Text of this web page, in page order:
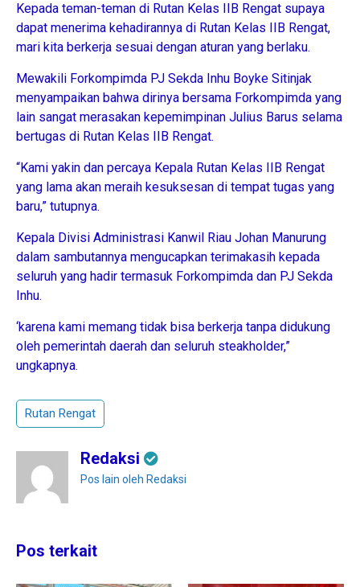
Kepada teman-teman di Rutan Kelas IIB Rengat supaya
dapat menerima kehadirannya di Rutan Kelas IIB Rengat,
mari kita berkerja sesuai dengan aturan yang berlaku.
Mewakili Forkompimda PJ Sekda Inhu Boyke Sitinjak
menyampaikan bahwa dirinya bersama Forkompimda yang
lain sangat merasakan kepemimpinan Julius Barus selama
bertugas di Rutan Kelas IIB Rengat.
“Kami yakin dan percaya Kepala Rutan Kelas IIB Rengat
yang lama akan meraih kesuksesan di tempat tugas yang
baru,” tutupnya.
Kepala Divisi Administrasi Kanwil Riau Johan Manurung
dalam sambutannya mengucapkan terimakasih kepada
seluruh yang hadir termasuk Forkompimda dan PJ Sekda
Inhu.
‘karena kami memang tidak bisa berkerja tanpa didukung
oleh pemerintah daerah dan seluruh steakholder,”
ungkapnya.
Rutan Rengat
Redaksi
Pos lain oleh Redaksi
Pos terkait